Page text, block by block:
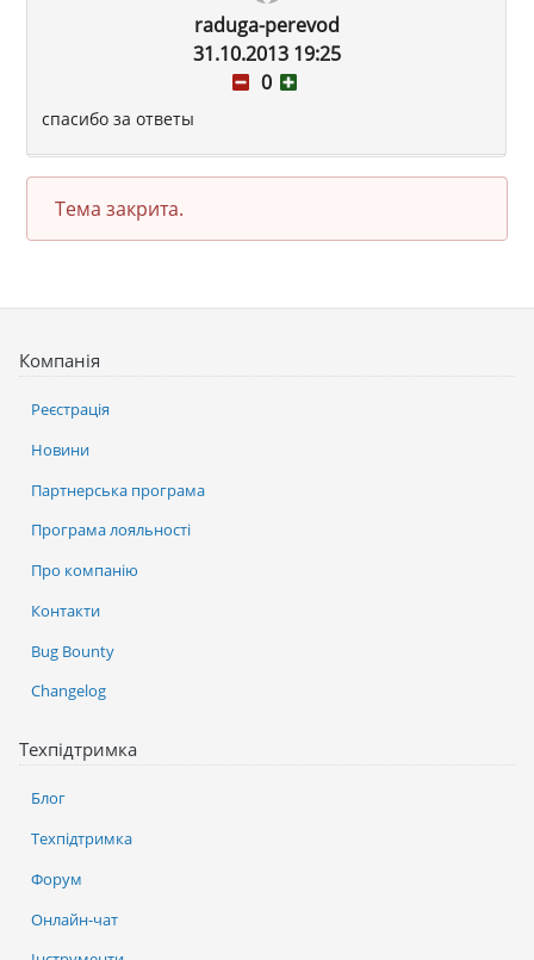
raduga-perevod
31.10.2013 19:25
0
спасибо за ответы
Тема закрита.
Компанія
Реєстрація
Новини
Партнерська програма
Програма лояльності
Про компанію
Контакти
Bug Bounty
Changelog
Техпідтримка
Блог
Техпідтримка
Форум
Онлайн-чат